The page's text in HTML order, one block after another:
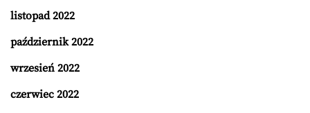
listopad 2022
październik 2022
wrzesień 2022
czerwiec 2022